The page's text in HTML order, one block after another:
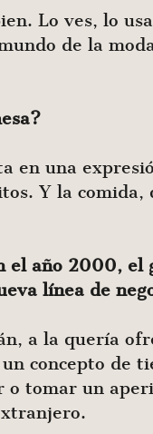
Lo ves, lo
de la
en una
Y la
el año 2000,
línea de
a la quería
concepto de
o tomar un